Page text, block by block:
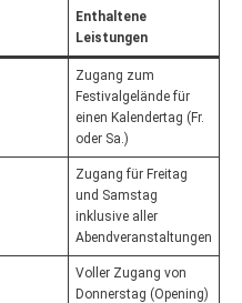
Enthaltene
Leistungen
Zugang zum
Festivalgelände für
einen Kalendertag (Fr.
oder Sa.)
Zugang für Freitag
und Samstag
inklusive aller
Abendveranstaltungen
Voller Zugang von
Donnerstag (Opening)